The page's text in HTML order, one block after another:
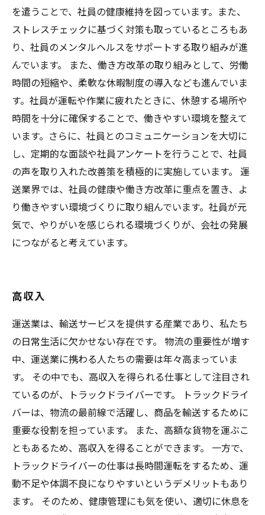
を遣うことで、社員の健康維持を図っています。また、
ストレスチェックに基づく対策も取っているところもあ
り、社員のメンタルヘルスをサポートする取り組みが進
んでいます。 また、働き方改革の取り組みとして、労働
時間の短縮や、柔軟な休暇制度の導入なども進んでいま
す。社員が運転や作業に疲れたときに、休憩する場所や
時間を十分に確保することで、働きやすい環境を整えて
います。さらに、社員とのコミュニケーションを大切に
し、定期的な面談や社員アンケートを行うことで、社員
の声を取り入れた改善策を積極的に実施しています。 運
送業界では、社員の健康や働き方改革に重点を置き、よ
り働きやすい環境づくりに取り組んでいます。社員が元
気で、やりがいを感じられる環境づくりが、会社の発展
につながると考えています。
高収入
運送業は、輸送サービスを提供する産業であり、私たち
の日常生活に欠かせない存在です。 物流の重要性が増す
中、運送業に携わる人たちの需要は年々高まっていま
す。 その中でも、高収入を得られる仕事として注目され
ているのが、トラックドライバーです。 トラックドライ
バーは、物流の最前線で活躍し、商品を輸送するために
重要な役割を担っています。 また、高額な貨物を運ぶこ
ともあるため、高収入を得ることができます。 一方で、
トラックドライバーの仕事は長時間運転をするため、運
動不足や体調不良になりやすいというデメリットもあり
ます。 そのため、健康管理にも気を使い、適切に休息を